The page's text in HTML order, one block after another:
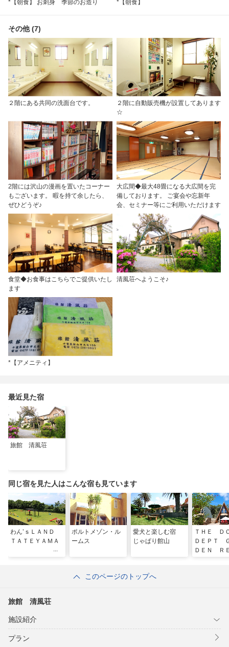
*【朝食】 お刺身 季節のお造り *【朝食】
その他 (7)
２階にある共同の洗面台です。
２階に自動販売機が設置してあります
☆
2階には沢山の漫画を置いたコーナー
もございます。 暇を持て余したら、
ぜひどうぞ♪
大広間◆最大48畳になる大広間を完
備しております。 ご宴会や忘新年
会、セミナー等にご利用いただけます
食堂◆お食事はこちらでご提供いたし
ます
清風荘へようこそ♪
*【アメニティ】
最近見た宿
旅館 清風荘
同じ宿を見た人はこんな宿も見ています
わん’ｓＬＡＮＤ
ＴＡＴＥＹＡＭＡ
ポルトメゾン・ル
ームス
愛犬と楽しむ宿
じゃぱり館山
ＴＨＥ
ＤＥＰＴ
ＤＥＮ Ｒ
このページのトップへ
旅館 清風荘
施設紹介
プラン